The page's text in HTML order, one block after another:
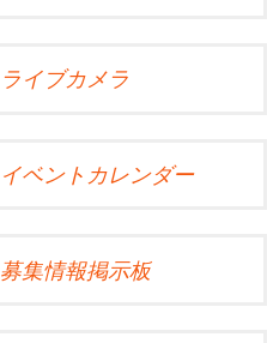
ライブカメラ
イベントカレンダー
募集情報掲示板